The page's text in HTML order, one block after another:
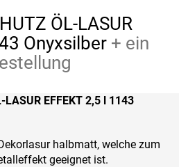
ÖL-LASUR
Onyxsilber + ein
LASUR EFFEKT 2,5 l 1143
halbmatt, welche zum
geeignet ist.